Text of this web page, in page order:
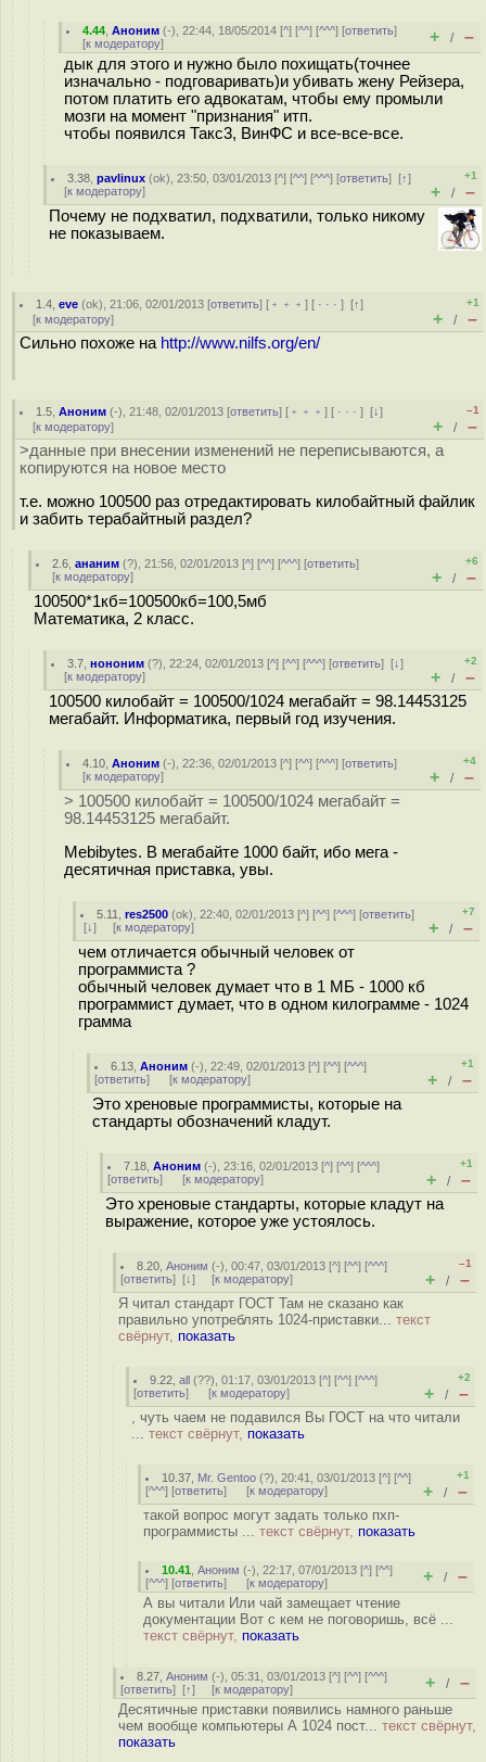
4.44 ,Аноним (-), 22:44, 18/05/2014 [^] [^^] [^^^] [ответить]
[к модератору] + / –
дык для этого и нужно было похищать(точнее
изначально - подговаривать)и убивать жену Рейзера,
потом платить его адвокатам, чтобы ему промыли
мозги на момент "признания" итп.
чтобы появился Такс3, ВинФС и все-все-все.
3.38 ,pavlinux (ok), 23:50, 03/01/2013 [^] [^^] [^^^] [ответить][↑]
[к модератору]
+1
+ / –
Почему не подхватил, подхватили, только никому
не показываем.
1.4 ,eve (ok), 21:06, 02/01/2013 [ответить] [ ﹢﹢﹢] [ · · ·][↑]
[к модератору]
+1
+ / –
Сильно похоже на http://www.nilfs.org/en/
1.5 ,Аноним (-), 21:48, 02/01/2013 [ответить] [ ﹢﹢﹢] [ · · ·][↓]
[к модератору]
–1
+ / –
>данные при внесении изменений не переписываются, а
копируются на новое место
т.е. можно 100500 раз отредактировать килобайтный файлик
и забить терабайтный раздел?
2.6 ,ананим (?), 21:56, 02/01/2013 [^] [^^] [^^^] [ответить]
[к модератору]
+6
+ / –
100500*1кб=100500кб=100,5мб
Математика, 2 класс.
3.7 ,нононим (?), 22:24, 02/01/2013 [^] [^^] [^^^] [ответить][↓]
[к модератору]
+2
+ / –
100500 килобайт = 100500/1024 мегабайт = 98.14453125
мегабайт. Информатика, первый год изучения.
4.10 ,Аноним (-), 22:36, 02/01/2013 [^] [^^] [^^^] [ответить]
[к модератору]
+4
+ / –
> 100500 килобайт = 100500/1024 мегабайт =
98.14453125 мегабайт.
Mebibytes. В мегабайте 1000 байт, ибо мега -
десятичная приставка, увы.
5.11 ,res2500 (ok), 22:40, 02/01/2013 [^] [^^] [^^^] [ответить]
[↓] [к модератору]
+7
+ / –
чем отличается обычный человек от
программиста ?
обычный человек думает что в 1 МБ - 1000 кб
программист думает, что в одном килограмме - 1024
грамма
6.13 ,Аноним (-), 22:49, 02/01/2013 [^] [^^] [^^^]
[ответить] [к модератору]
+1
+ / –
Это хреновые программисты, которые на
стандарты обозначений кладут.
7.18 ,Аноним (-), 23:16, 02/01/2013 [^] [^^] [^^^]
[ответить] [к модератору]
+1
+ / –
Это хреновые стандарты, которые кладут на
выражение, которое уже устоялось.
8.20 ,Аноним (-), 00:47, 03/01/2013 [^] [^^] [^^^]
[ответить] [↓] [к модератору]
–1
+ / –
Я читал стандарт ГОСТ Там не сказано как
правильно употреблять 1024-приставки... текст
свёрнут, показать
9.22 ,all (??), 01:17, 03/01/2013 [^] [^^] [^^^]
[ответить] [к модератору]
+2
+ / –
, чуть чаем не подавился Вы ГОСТ на что читали
... текст свёрнут, показать
10.37 Mr. Gentoo (?), 20:41, 03/01/2013 [^] [^^]
[^^^] [ответить] [к модератору]
+1
+ / –
такой вопрос могут задать только пхп-
программисты ... текст свёрнут, показать
10.41 ,Аноним (-), 22:17, 07/01/2013 [^] [^^]
[^^^] [ответить] [к модератору] + / –
А вы читали Или чай замещает чтение
документации Вот с кем не поговоришь, всё ...
текст свёрнут, показать
8.27 ,Аноним (-), 05:31, 03/01/2013 [^] [^^] [^^^]
[ответить] [↑] [к модератору] + / –
Десятичные приставки появились намного раньше
чем вообще компьютеры А 1024 пост... текст свёрнут,
показать